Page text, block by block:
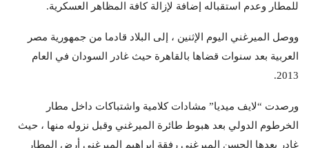
للمطار وعدم استقباله إضافة لإزالة كافة المظاهر العسكرية.
ووصل الميرغني اليوم الإثنين ، إلى البلاد قادما من جمهورية مصر
العربية بعد سنوات قضاها بالقاهرة حيث غادر السودان في العام
2013.
ورصدت “لايف ميديا” مشادات كلامية واشتباكات داخل مطار
الخرطوم الدولي بعد هبوط طائرة الميرغني وقبل نزوله منها ، حيث
غادر بعدها الحسن الميرغني رفقة إبراهيم الميرغني أرض المطار